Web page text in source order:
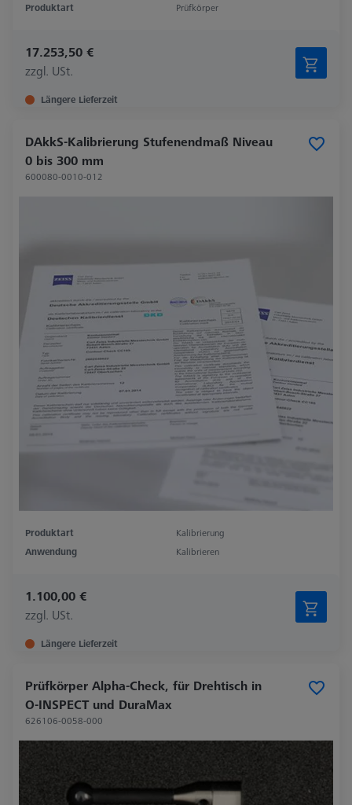
Produktart Prüfkörper
17.253,50 €
zzgl. USt.
Längere Lieferzeit
DAkkS-Kalibrierung Stufenendmaß Niveau
0 bis 300 mm
600080-0010-012
Produktart
Kalibrierung
Anwendung
Kalibrieren
1.100,00 €
zzgl. USt.
Längere Lieferzeit
Prüfkörper Alpha-Check, für Drehtisch in
O-INSPECT und DuraMax
626106-0058-000